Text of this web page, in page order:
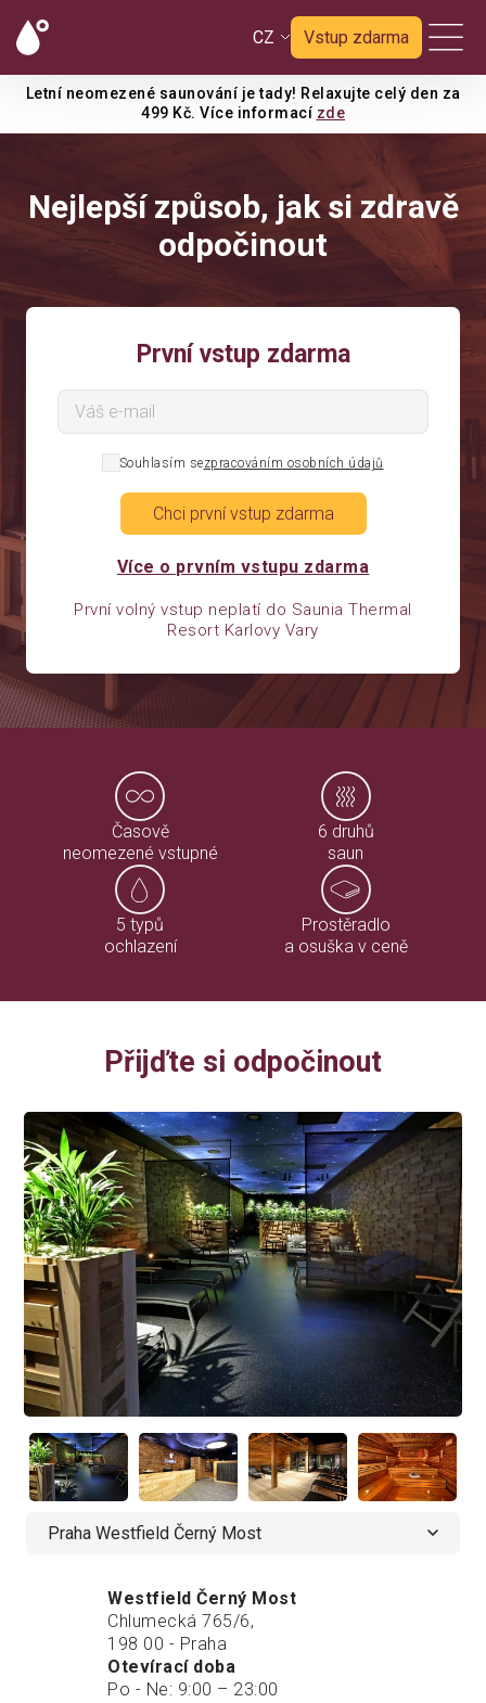
CZ Vstup zdarma
Letní neomezené saunování je tady! Relaxujte celý den za
499 Kč. Více informací zde
Nejlepší způsob, jak si zdravě
odpočinout
První vstup zdarma
Souhlasím sezpracováním osobních údajů
Více o prvním vstupu zdarma
První volný vstup neplatí do Saunia Thermal
Resort Karlovy Vary
Časově
neomezené vstupné
6 druhů
saun
5 typů
ochlazení
Prostěradlo
a osuška v ceně
Přijďte si odpočinout
Praha Westfield Černý Most
Westfield Černý Most
Chlumecká 765/6,
198 00 - Praha
Otevírací doba
Po - Ne: 9:00 – 23:00